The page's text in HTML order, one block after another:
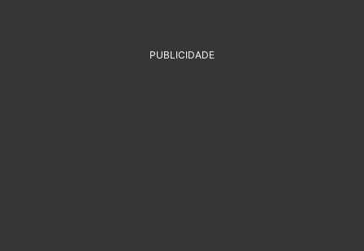
PUBLICIDADE